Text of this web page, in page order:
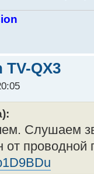
TV-QX3
Слушаем
от проводной